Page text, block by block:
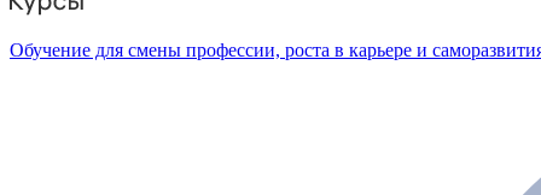
Обучение для смены профессии, роста в карьере и